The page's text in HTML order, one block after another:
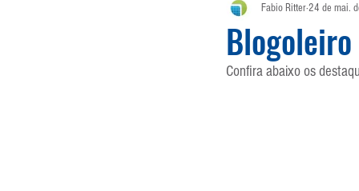
Atualidades Blogoleiro da
Comunicação Copa do Mundo
Fabio Ritter24 de mai.
Confira abaixo os